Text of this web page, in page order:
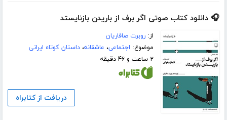
🎧 دانلود کتاب صوتی اگر برف از باریدن بازنایستد
از:روبرت صافاریان
موضوع: اجتماعی، عاشقانه،داستان کوتاه ایرانی
۲ ساعت و ۴۶ دقیقه
دریافت از کتابراه